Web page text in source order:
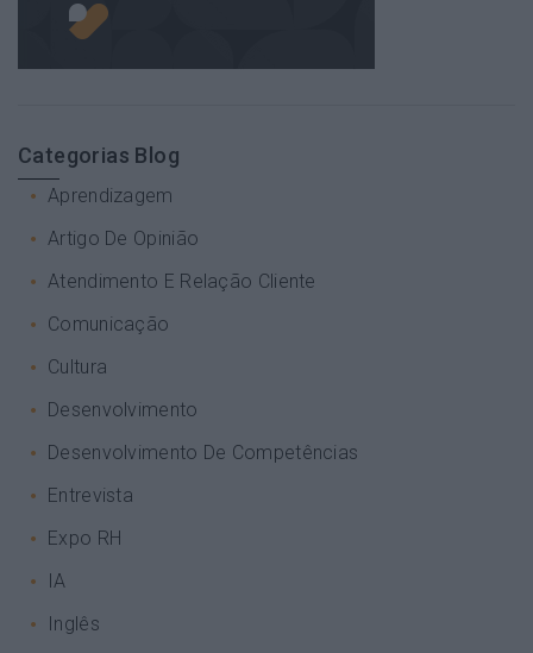
Categorias Blog
Aprendizagem
Artigo De Opinião
Atendimento E Relação Cliente
Comunicação
Cultura
Desenvolvimento
Desenvolvimento De Competências
Entrevista
Expo RH
IA
Inglês